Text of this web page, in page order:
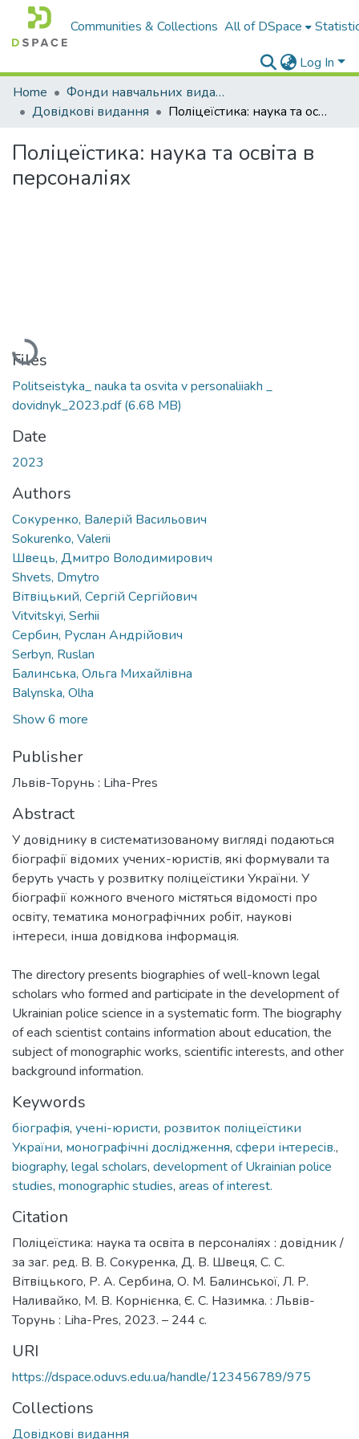
Communities & Collections All of DSpace
Log In
Home
Фонди навчальних видань
Довідкові видання
Поліцеїстика: наука та освіта в персоналіях
Поліцеїстика: наука та освіта в
персоналіях
Loading...
Files
Politseistyka_ nauka ta osvita v personaliiakh _
dovidnyk_2023.pdf(6.68 MB)
Date
2023
Authors
Сокуренко, Валерій Васильович
Sokurenko, Valerii
Швець, Дмитро Володимирович
Shvets, Dmytro
Вітвіцький, Сергій Сергійович
Vitvitskyi, Serhii
Сербин, Руслан Андрійович
Serbyn, Ruslan
Балинська, Ольга Михайлівна
Balynska, Olha
Show 6 more
Publisher
Львів-Торунь : Liha-Pres
Abstract
У довіднику в систематизованому вигляді подаються
біографії відомих учених-юристів, які формували та
беруть участь у розвитку поліцеїстики України. У
біографії кожного вченого містяться відомості про
освіту, тематика монографічних робіт, наукові
інтереси, інша довідкова інформація.
The directory presents biographies of well-known legal
scholars who formed and participate in the development of
Ukrainian police science in a systematic form. The biography
of each scientist contains information about education, the
subject of monographic works, scientific interests, and other
background information.
Keywords
біографія, учені-юристи, розвиток поліцеїстики
України, монографічні дослідження, сфери інтересів.,
biography, legal scholars, development of Ukrainian police
studies, monographic studies, areas of interest.
Citation
Поліцеїстика: наука та освіта в персоналіях : довідник /
за заг. ред. В. В. Сокуренка, Д. В. Швеця, С. С.
Вітвіцького, Р. А. Сербина, О. М. Балинської, Л. Р.
Наливайко, М. В. Корнієнка, Є. С. Назимка. : Львів-
Торунь : Liha-Pres, 2023. – 244 с.
URI
https://dspace.oduvs.edu.ua/handle/123456789/975
Collections
Довідкові видання